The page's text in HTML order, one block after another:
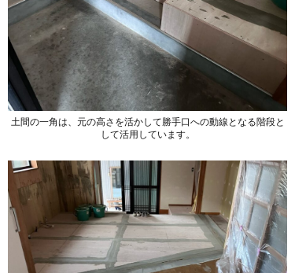
土間の一角は、元の高さを活かして勝手口への動線となる階段と
して活用しています。